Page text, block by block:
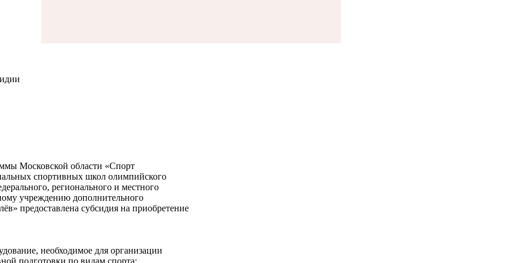
Московской области «Спорт
спортивных школ олимпийского
регионального и местного
учреждению дополнительного
предоставлена субсидия на приобретение
необходимое для организации
подготовки по видам спорта: